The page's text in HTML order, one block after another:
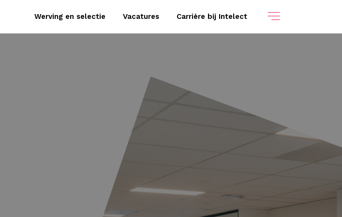
Werving en selectie Vacatures Carrière bij Intelect